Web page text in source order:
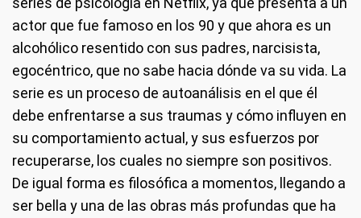
actor que fue famoso en los 90 y que ahora es un
alcohólico resentido con sus padres, narcisista,
egocéntrico, que no sabe hacia dónde va su vida. La
serie es un proceso de autoanálisis en el que él
debe enfrentarse a sus traumas y cómo influyen en
su comportamiento actual, y sus esfuerzos por
recuperarse, los cuales no siempre son positivos.
De igual forma es filosófica a momentos, llegando a
ser bella y una de las obras más profundas que ha